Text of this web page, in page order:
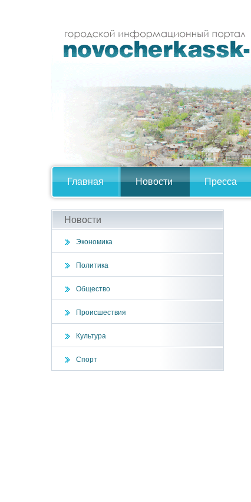
Главная Новости Пресса
Новости
Экономика
Политика
Общество
Происшествия
Культура
Спорт